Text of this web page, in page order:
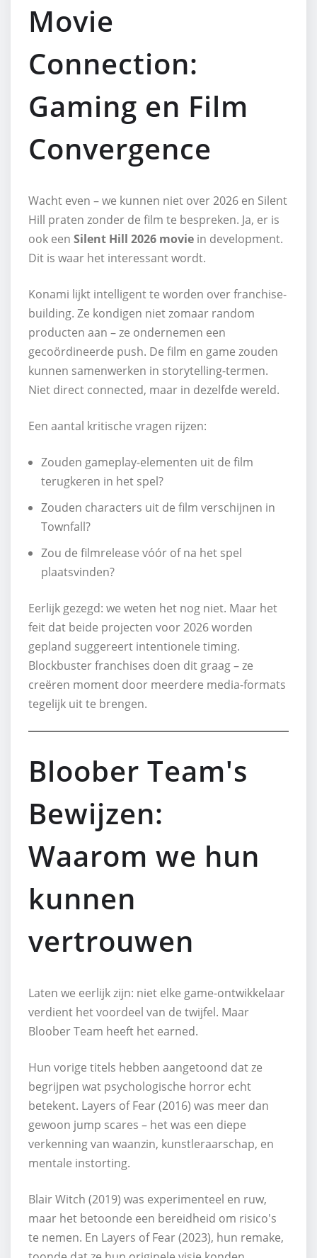
Movie
Connection:
Gaming en Film
Convergence
Wacht even – we kunnen niet over 2026 en Silent
Hill praten zonder de film te bespreken. Ja, er is
ook een Silent Hill 2026 movie in development.
Dit is waar het interessant wordt.
Konami lijkt intelligent te worden over franchise-
building. Ze kondigen niet zomaar random
producten aan – ze ondernemen een
gecoördineerde push. De film en game zouden
kunnen samenwerken in storytelling-termen.
Niet direct connected, maar in dezelfde wereld.
Een aantal kritische vragen rijzen:
Zouden gameplay-elementen uit de film
terugkeren in het spel?
Zouden characters uit de film verschijnen in
Townfall?
Zou de filmrelease vóór of na het spel
plaatsvinden?
Eerlijk gezegd: we weten het nog niet. Maar het
feit dat beide projecten voor 2026 worden
gepland suggereert intentionele timing.
Blockbuster franchises doen dit graag – ze
creëren moment door meerdere media-formats
tegelijk uit te brengen.
Bloober Team's
Bewijzen:
Waarom we hun
kunnen
vertrouwen
Laten we eerlijk zijn: niet elke game-ontwikkelaar
verdient het voordeel van de twijfel. Maar
Bloober Team heeft het earned.
Hun vorige titels hebben aangetoond dat ze
begrijpen wat psychologische horror echt
betekent. Layers of Fear (2016) was meer dan
gewoon jump scares – het was een diepe
verkenning van waanzin, kunstleraarschap, en
mentale instorting.
Blair Witch (2019) was experimenteel en ruw,
maar het betoonde een bereidheid om risico's
te nemen. En Layers of Fear (2023), hun remake,